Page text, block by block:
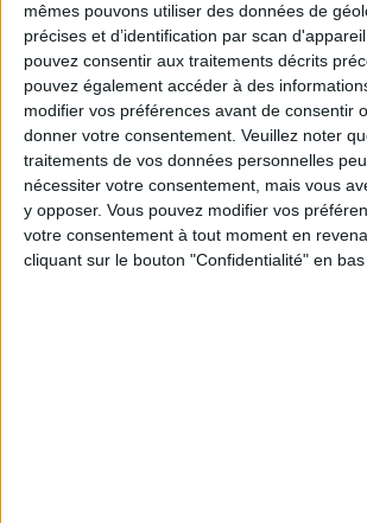
mêmes pouvons utiliser des données de
précises et d’identification par scan
pouvez consentir aux traitements décrits
pouvez également accéder à des
modifier vos préférences avant de consentir
donner votre consentement. Veuillez noter
traitements de vos données personnelles
nécessiter votre consentement, mais vous
y opposer. Vous pouvez modifier vos
votre consentement à tout moment en
cliquant sur le bouton "Confidentialité" en
Subscribe for our